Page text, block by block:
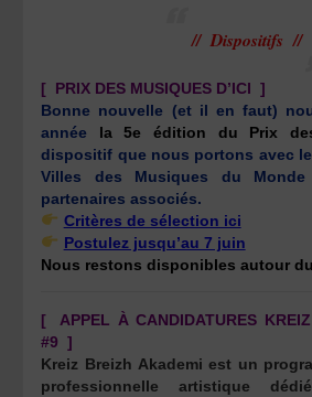
// Dispositifs //
[ PRIX DES MUSIQUES D’ICI ]
Bonne nouvelle (et il en faut)
année la 5e édition du Prix
dispositif que nous portons avec
Villes des Musiques du
partenaires associés.
Critères de sélection ici
Postulez jusqu’au 7 juin
Nous restons disponibles autour
[ APPEL À CANDIDATURES
#9 ]
Kreiz Breizh Akademi est un
professionnelle artistique